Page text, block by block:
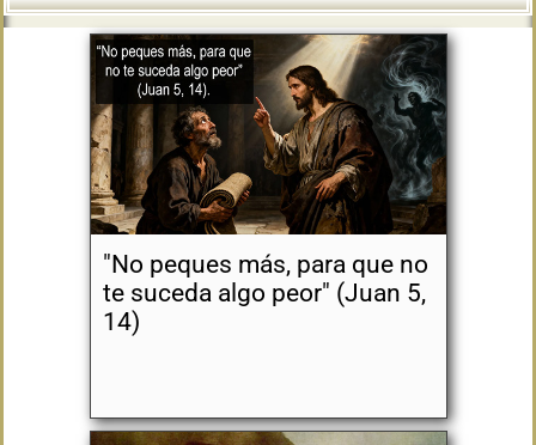
"No peques más, para que no
te suceda algo peor" (Juan 5,
14)